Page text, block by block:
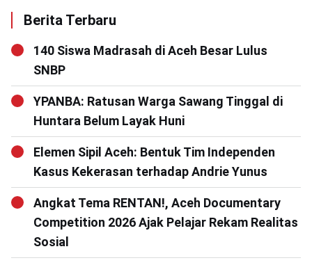
Berita Terbaru
140 Siswa Madrasah di Aceh Besar Lulus
SNBP
YPANBA: Ratusan Warga Sawang Tinggal di
Huntara Belum Layak Huni
Elemen Sipil Aceh: Bentuk Tim Independen
Kasus Kekerasan terhadap Andrie Yunus
Angkat Tema RENTAN!, Aceh Documentary
Competition 2026 Ajak Pelajar Rekam Realitas
Sosial